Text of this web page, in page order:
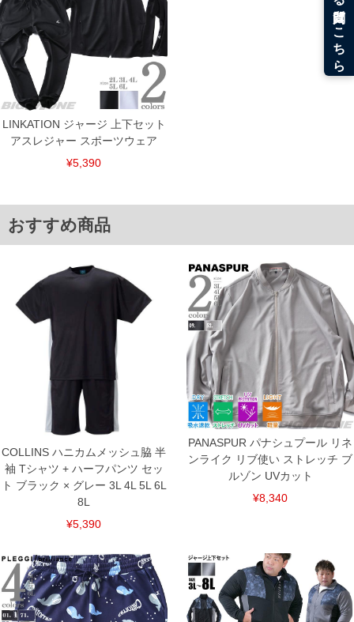
5L/116～134/148/43.5/78/34
6L/126～144/158/46.5/78/35
単位はcm
※【返品交換について】
返品交換希望の方は、商品到着後1週間以内にご連絡ください。
下着(肌着)やワイシャツは商品の性質上、返品交換不可とさせて頂いております。予め
ご了承くださいませ。
※【ボトムの裾上げをご希望の場合】
裾上げ料金は500円+税となります。
備考欄に股下●cmとご記入下さい。（裾上げ無料対象商品は1本につき税込6,000円以
出荷まで約1週間～20日間程お時間を頂く場合がございます。
いている、極端なデザインが施されている等)
※商品によって若干のサイズの誤差がございます。また、お客様がご使用の環境（コ
※当店での掲載商品は、実店鋪と在庫を共用しておりますので店頭での売り違い、店
舗からのお取り寄せ等により、お客様にご迷惑をお掛けしてしまう場合がございま
す。そのようなことがない様最大限に努めておりますが、もしあった場合速やかにご
連絡させて頂きますので予めご了承ください。
ITEM INTRODUCTION
LINKATION ジャージ 上下セット
アスレジャー スポーツウェア
¥5,390
おすすめ商品
COLLINS ハニカムメッシュ脇 半
袖 Tシャツ + ハーフパンツ セッ
ト ブラック × グレー 3L 4L 5L 6L
8L
¥5,390
PANASPUR パナシュプール リネ
ンライク リブ使い ストレッチ ブ
ルゾン UVカット
¥8,340